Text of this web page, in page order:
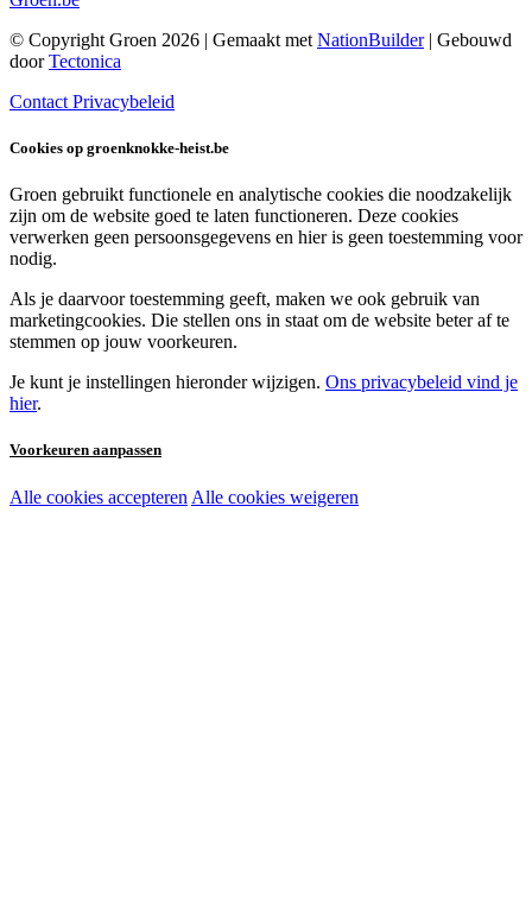
© Copyright Groen 2026 | Gemaakt met NationBuilder| Gebouwd
doorTectonica
Contact Privacybeleid
Cookies op groenknokke-heist.be
Groen gebruikt functionele en analytische cookies die noodzakelijk
zijn om de website goed te laten functioneren. Deze cookies
verwerken geen persoonsgegevens en hier is geen toestemming voor
nodig.
Als je daarvoor toestemming geeft, maken we ook gebruik van
marketingcookies. Die stellen ons in staat om de website beter af te
stemmen op jouw voorkeuren.
Je kunt je instellingen hieronder wijzigen. Ons privacybeleid vind je
hier.
Voorkeuren aanpassen
Noodzakelijke cookies:
Alle cookies accepteren Alle cookies weigeren